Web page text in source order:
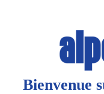
Bienvenue